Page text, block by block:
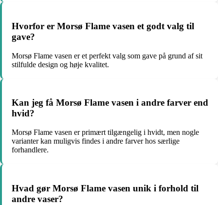
Hvorfor er Morsø Flame vasen et godt valg til
gave?
Morsø Flame vasen er et perfekt valg som gave på grund af sit
stilfulde design og høje kvalitet.
Kan jeg få Morsø Flame vasen i andre farver end
hvid?
Morsø Flame vasen er primært tilgængelig i hvidt, men nogle
varianter kan muligvis findes i andre farver hos særlige
forhandlere.
Hvad gør Morsø Flame vasen unik i forhold til
andre vaser?